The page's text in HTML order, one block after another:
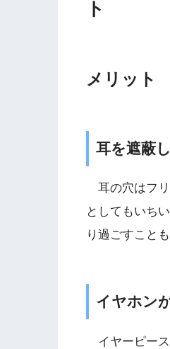
ト
メリット
耳を遮蔽
耳の穴はフリ
としてもいち
り過ごすことも
イヤホン
イヤーピース